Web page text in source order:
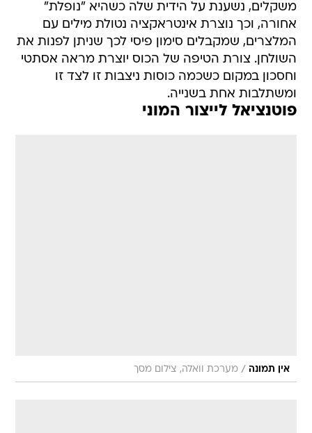
משקלים, נשענת על הידית שלה כשהיא "נופלת"
אחורה, וכך נוצרת אינטראקציה נטולת מילים עם
המלצרים, שמקבלים סימון פיסי לכך שניתן לפנות את
השולחן. צורת הטיפה של הכוס יוצרת מראה אסתטי
וחסכון במקום כשכמה כוסות ניצבות זו לצד זו
ומשתלבות אחת בשנייה.
פוטנציאל לייצור המוני
אין תמונה / מערכת וואלה, צילום מסך